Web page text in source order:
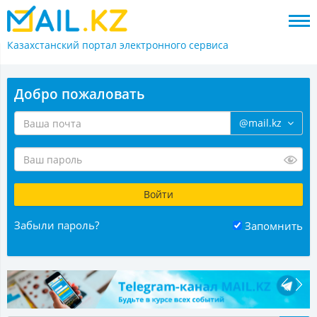
Казахстанский портал электронного сервиса
Добро пожаловать
@mail.kz
Забыли пароль? Запомнить